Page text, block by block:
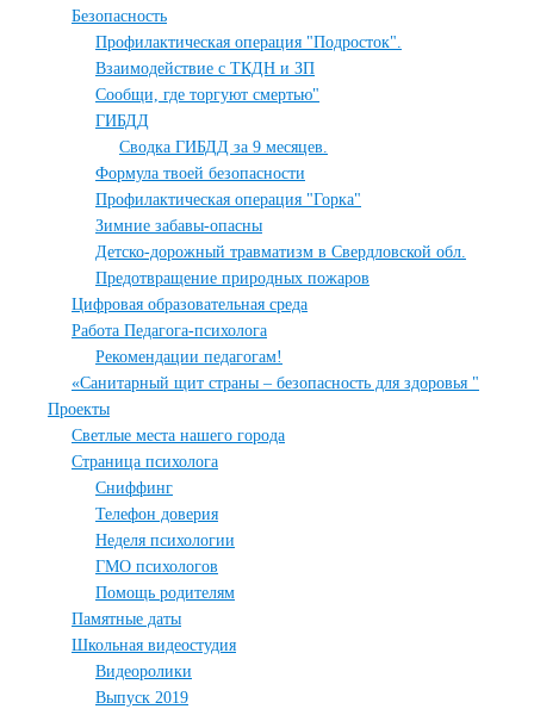
Безопасность
Профилактическая операция "Подросток".
Взаимодействие с ТКДН и ЗП
Сообщи, где торгуют смертью"
ГИБДД
Сводка ГИБДД за 9 месяцев.
Формула твоей безопасности
Профилактическая операция "Горка"
Зимние забавы-опасны
Детско-дорожный травматизм в Свердловской обл.
Предотвращение природных пожаров
Цифровая образовательная среда
Работа Педагога-психолога
Рекомендации педагогам!
«Санитарный щит страны – безопасность для здоровья "
Проекты
Светлые места нашего города
Страница психолога
Сниффинг
Телефон доверия
Неделя психологии
ГМО психологов
Помощь родителям
Памятные даты
Школьная видеостудия
Видеоролики
Выпуск 2019